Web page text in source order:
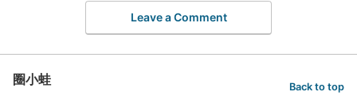
Leave a Comment
圈小蛙 Back to top